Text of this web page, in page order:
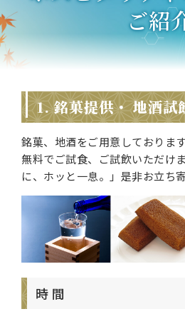
ご紹
1. 銘菓提供・ 地酒試
銘菓、地酒をご用意しております
無料でご試食、ご試飲いただけ
に、ホッと一息。」是非お立ち
時 間